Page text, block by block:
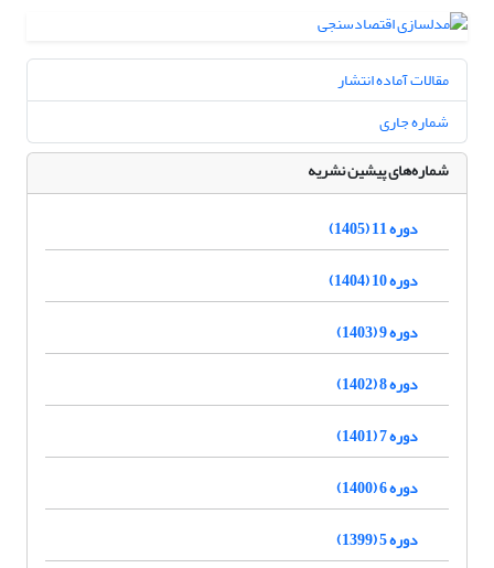
مقالات آماده انتشار
شماره جاری
شماره‌های پیشین نشریه
دوره 11 (1405)
دوره 10 (1404)
دوره 9 (1403)
دوره 8 (1402)
دوره 7 (1401)
دوره 6 (1400)
دوره 5 (1399)